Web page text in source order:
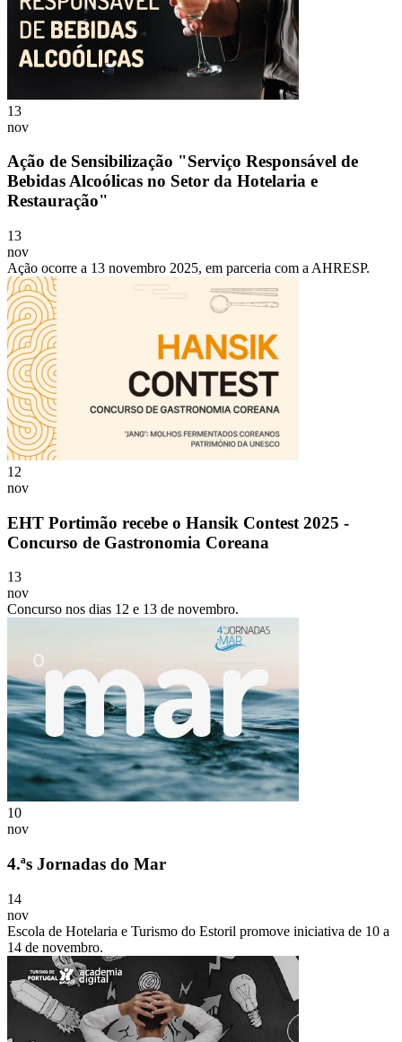
13
nov
Ação de Sensibilização "Serviço Responsável de
Bebidas Alcoólicas no Setor da Hotelaria e
Restauração"
13
nov
​​​Ação ocorre a 13 novembro 2025, em parceria com a AHRESP.
12
nov
EHT Portimão recebe o Hansik Contest 2025 -
Concurso de Gastronomia Coreana
13
nov
Concurso nos dias 12 e 13 de novembro.
10
nov
4.ªs Jornadas do Mar
14
nov
Escola de Hotelaria e Turismo do Estoril promove iniciativa de 10 a
14 de novembro.